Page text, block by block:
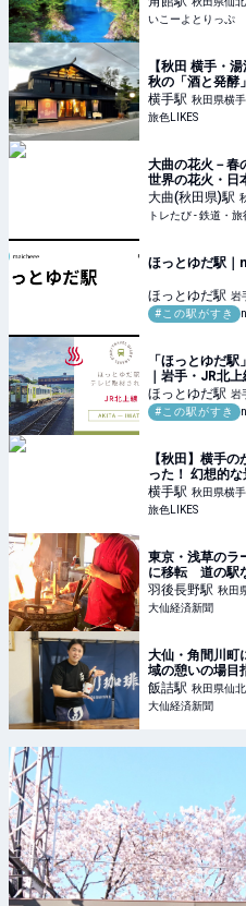
いこーよとりっぷ
【秋田 横手・
秋の「酒と発酵
横手駅 秋田県横
旅色LIKES
大曲の花火－春
世界の花火・日
び - 鉄道・旅行
大曲(秋田県)駅
トレたび - 鉄道・
ほっとゆだ駅
ほっとゆだ駅 岩
#この駅がすき
「ほっとゆだ
｜岩手・JR北
ほっとゆだ駅 岩
#この駅がすき
【秋田】横手
った！ 幻想的
LIKES
横手駅 秋田県横
旅色LIKES
東京・浅草のラ
に移転 道の駅
羽後長野駅 秋田
大仙経済新聞
大仙・角間川
域の憩いの場目
飯詰駅 秋田県仙
大仙経済新聞